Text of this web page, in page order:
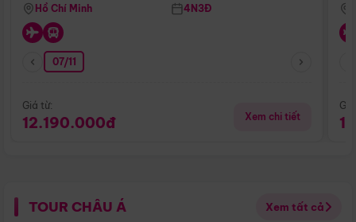
Hồ Chí Minh 4N3Đ
07/11
Giá từ:
12.190.000đ Xem chi tiết
TOUR CHÂU Á Xem tất cả
Điểm nổi bật